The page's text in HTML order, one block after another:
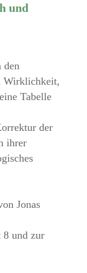
und
den
Wirklichkeit,
Tabelle
der
ihrer
Jonas
8 und zur